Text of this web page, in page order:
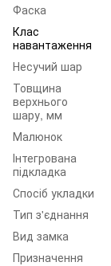
Фаска
Клас
навантаження
Несучий шар
Товщина
верхнього
шару, мм
Малюнок
Інтегрована
підкладка
Спосіб укладки
Тип з'єднання
Вид замка
Призначення